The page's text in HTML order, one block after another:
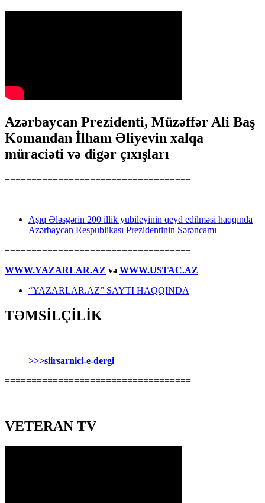
Azərbaycan Prezidenti, Müzəffər Ali Baş
Komandan İlham Əliyevin xalqa
müraciəti və digər çıxışları
===================================
Aşıq Ələsgərin 200 illik yubileyinin qeyd edilməsi haqqında
Azərbaycan Respublikası Prezidentinin Sərəncamı
===================================
WWW.YAZARLAR.AZ və WWW.USTAC.AZ
“YAZARLAR.AZ” SAYTI HAQQINDA
TƏMSİLÇİLİK
>>>siirsarnici-e-dergi
===================================
VETERAN TV